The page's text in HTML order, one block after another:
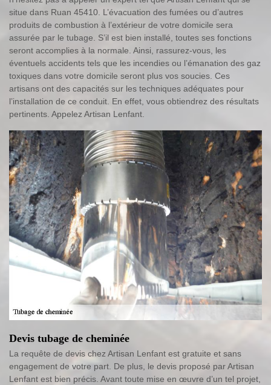
situe dans Ruan 45410. L’évacuation des fumées ou d’autres
produits de combustion à l’extérieur de votre domicile sera
assurée par le tubage. S’il est bien installé, toutes ses fonctions
seront accomplies à la normale. Ainsi, rassurez-vous, les
éventuels accidents tels que les incendies ou l’émanation des gaz
toxiques dans votre domicile seront plus vos soucies. Ces
artisans ont des capacités sur les techniques adéquates pour
l’installation de ce conduit. En effet, vous obtiendrez des résultats
pertinents. Appelez Artisan Lenfant.
Devis tubage de cheminée
La requête de devis chez Artisan Lenfant est gratuite et sans
engagement de votre part. De plus, le devis proposé par Artisan
Lenfant est bien précis. Avant toute mise en œuvre d’un tel projet,